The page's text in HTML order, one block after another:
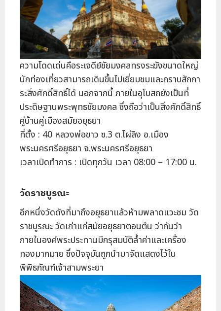
ความโดดเด่นคือระเจดีย์ชัยมงคลทรงระฆังขนาดใหญ่
นักท่องเที่ยวสามารถเดินขึ้นไปเยี่ยมชมและกราบสักกา
ระสิ่งศักดิ์สิทธิ์ได้ นอกจากนี้ ภายในอุโบสถยังเป็นที่
ประดิษฐานพระพุทธชัยมงคล ซึ่งถือว่าเป็นสิ่งศักดิ์สิทธิ์
คู่บ้านคู่เมืองสมัยอยุธยา
ที่ตั้ง : 40 หลวงพ่อขาว ซ.3 ต.ไผ่ลิง อ.เมือง
พระนครศรีอยุธยา จ.พระนครศรีอยุธยา
เวลาเปิดทำการ : เปิดทุกวัน เวลา 08:00 – 17:00 น.
วัดราชบูรณะ
อีกหนึ่งวัดดังที่มาถึงอยุธยาแล้วห้ามพลาดแวะชม วัด
ราชบูรณะ วัดเก่าแก่สมัยอยุธยาตอนต้น ว่ากันว่า
ภายในองค์พระประทานมีกรุสมบัติล้ำค่าและเครื่อง
ทองมากมาย ซึ่งปัจจุบันถูกนำมาจัดแสดงไว้ใน
พิพิธภัณฑ์เจ้าสามพระยา